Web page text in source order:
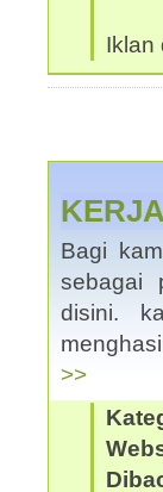
Iklan
Bagi
sebagai
disini.
>>